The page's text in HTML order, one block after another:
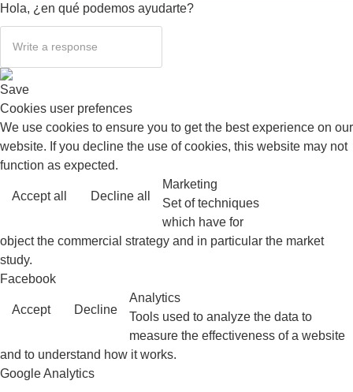
Hola, ¿en qué podemos ayudarte?
Save
Cookies user prefences
We use cookies to ensure you to get the best experience on our
website. If you decline the use of cookies, this website may not
function as expected.
Accept all Decline all
Marketing
Set of techniques
which have for
object the commercial strategy and in particular the market
study.
Facebook
Accept Decline
Analytics
Tools used to analyze the data to
measure the effectiveness of a website
and to understand how it works.
Google Analytics